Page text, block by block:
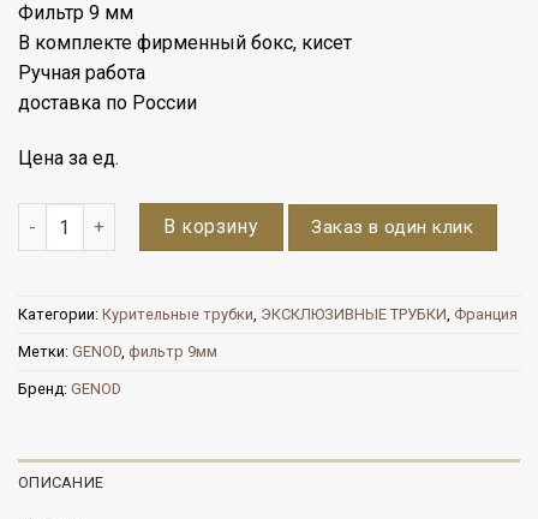
Фильтр 9 мм
В комплекте фирменный бокс, кисет
Ручная работа
доставка по России
Цена за ед.
Количество В корзину Заказ в один клик
Категории: Курительные трубки ЭКСКЛЮЗИВНЫЕ ТРУБКИ Франция
Метки: GENOD фильтр 9мм
Бренд: GENOD
ОПИСАНИЕ